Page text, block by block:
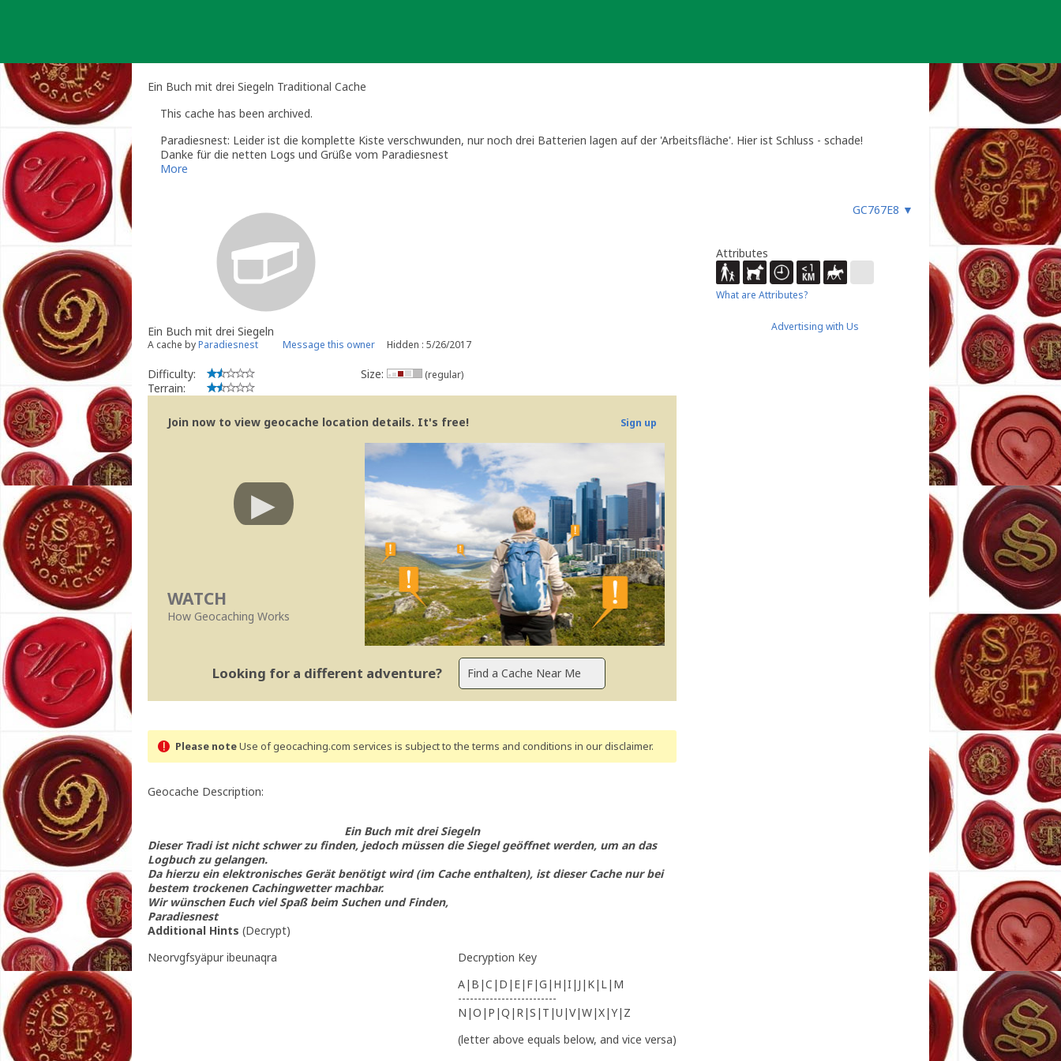
Ein Buch mit drei Siegeln Traditional Cache
This cache has been archived.
Paradiesnest: Leider ist die komplette Kiste verschwunden, nur noch drei Batterien lagen auf der 'Arbeitsfläche'. Hier ist Schluss - schade!
Danke für die netten Logs und Grüße vom Paradiesnest
More
GC767E8 ▼
Ein Buch mit drei Siegeln
A cache byParadiesnest Message this owner Hidden : 5/26/2017
Difficulty:
Terrain:
Size: (regular)
Join now to view geocache location details. It's free! Sign up
WATCH
How Geocaching Works
Looking for a different adventure?
Please noteUse of geocaching.com services is subject to the terms and conditions in our disclaimer.
Geocache Description:
Ein Buch mit drei Siegeln
Dieser Tradi ist nicht schwer zu finden, jedoch müssen die Siegel geöffnet werden, um an das
Logbuch zu gelangen.
Da hierzu ein elektronisches Gerät benötigt wird (im Cache enthalten), ist dieser Cache nur bei
bestem trockenen Cachingwetter machbar.
Wir wünschen Euch viel Spaß beim Suchen und Finden,
Paradiesnest
Additional Hints (Decrypt)
Neorvgfsyäpur ibeunaqra
Decryption Key
A|B|C|D|E|F|G|H|I|J|K|L|M
-------------------------
N|O|P|Q|R|S|T|U|V|W|X|Y|Z
(letter above equals below, and vice versa)
Attributes
What are Attributes?
Advertising with Us